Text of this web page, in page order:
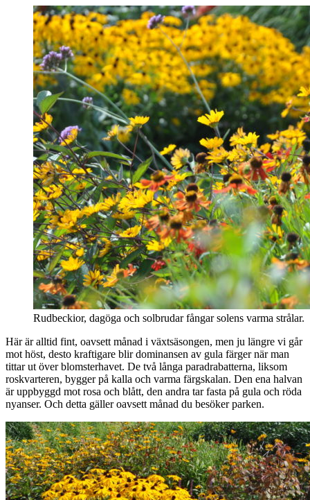
Rudbeckior, dagöga och solbrudar fångar solens varma strålar.
Här är alltid fint, oavsett månad i växtsäsongen, men ju längre vi går
mot höst, desto kraftigare blir dominansen av gula färger när man
tittar ut över blomsterhavet. De två långa paradrabatterna, liksom
roskvarteren, bygger på kalla och varma färgskalan. Den ena halvan
är uppbyggd mot rosa och blått, den andra tar fasta på gula och röda
nyanser. Och detta gäller oavsett månad du besöker parken.